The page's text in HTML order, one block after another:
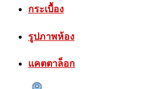
กระเบื้อง
รูปภาพห้อง
แคตตาล็อก